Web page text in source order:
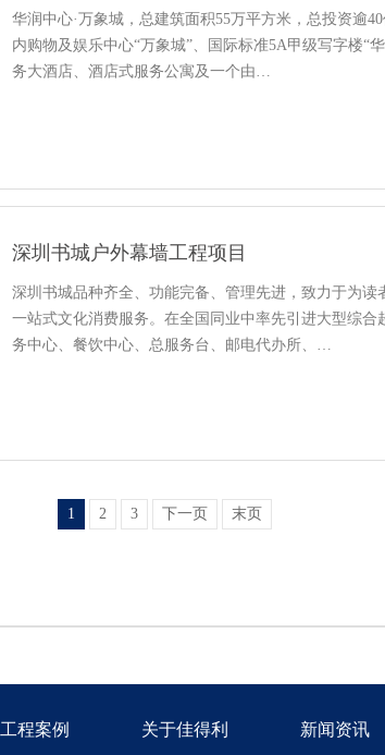
华润中心·万象城，总建筑面积55万平方米，总投资逾
内购物及娱乐中心“万象城”、国际标准5A甲级写字楼“
务大酒店、酒店式服务公寓及一个由…
深圳书城户外幕墙工程项目
深圳书城品种齐全、功能完备、管理先进，致力于为读
一站式文化消费服务。在全国同业中率先引进大型综合
务中心、餐饮中心、总服务台、邮电代办所、…
1 2 3 下一页 末页
工程案例 关于佳得利 新闻资讯